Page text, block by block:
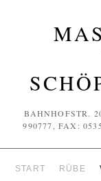
BAHNHOFSTR.
990777, FAX:
START RÜBE